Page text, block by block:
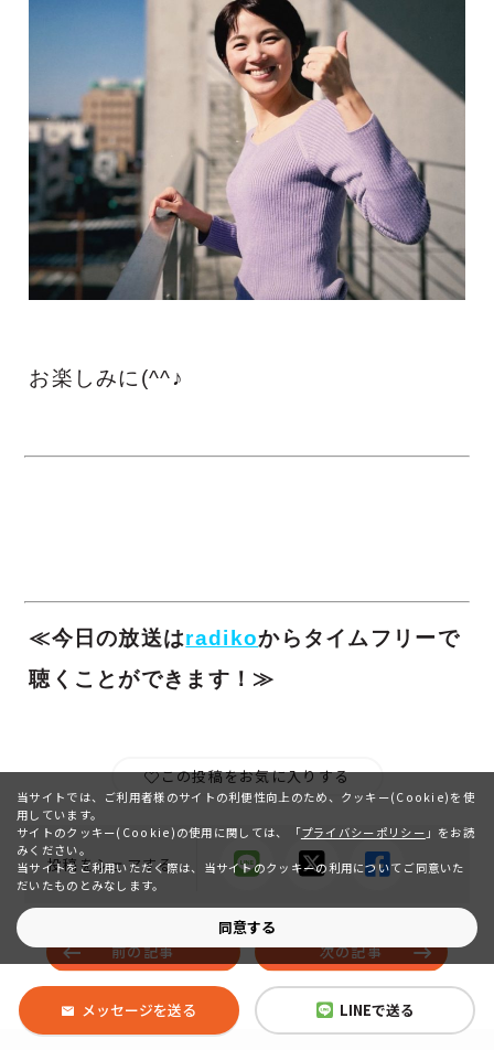
お楽しみに(^^♪
≪今日の放送はradikoからタイムフリーで
聴くことができます！≫
この投稿をお気に入りする
投稿をシェアする
前の記事 次の記事
メッセージを送る LINEで送る
当サイトでは、ご利用者様のサイトの利便性向上のため、クッキー(Cookie)を使
用しています。
サイトのクッキー(Cookie)の使用に関しては、
「プライバシーポリシー 」をお読
みください。
当サイトをご利用いただく際は、当サイトのクッキーの利用についてご同意いた
だいたものとみなします。
同意する